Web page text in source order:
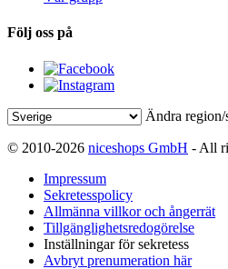
Följ oss på
Ändra region/
© 2010-2026 niceshops GmbH - All
Impressum
Sekretesspolicy
Allmänna villkor och ångerrät
Tillgänglighetsredogörelse
Inställningar för sekretess
Avbryt prenumeration här